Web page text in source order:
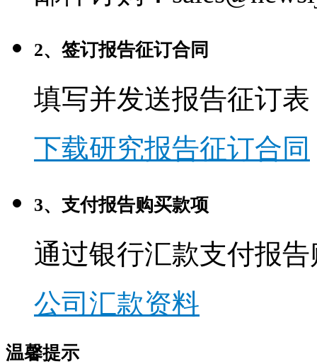
2、签订报告征订合同
填写并发送报告征订表
下载研究报告征订合同
3、支付报告购买款项
通过银行汇款支付报
公司汇款资料
温馨提示